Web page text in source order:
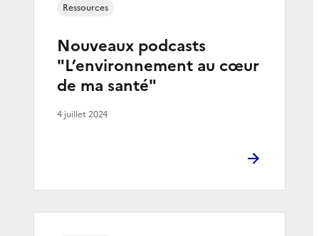
Nouveaux podcasts
"L’environnement au cœur
de ma santé"
Ressources
4 juillet 2024